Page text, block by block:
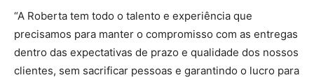
“A Roberta tem todo o talento e experiência que
precisamos para manter o compromisso com as entregas
dentro das expectativas de prazo e qualidade dos nossos
clientes, sem sacrificar pessoas e garantindo o lucro para